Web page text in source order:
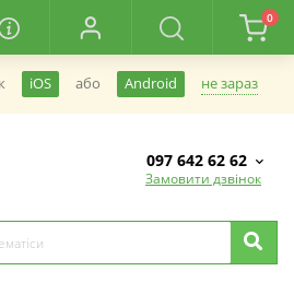
0
iOS або Android не зараз
097 642 62 62
Замовити дзвінок